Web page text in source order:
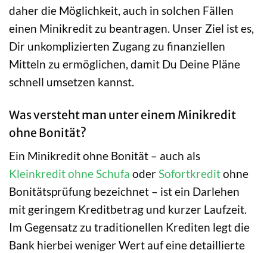
daher die Möglichkeit, auch in solchen Fällen
einen Minikredit zu beantragen. Unser Ziel ist es,
Dir unkomplizierten Zugang zu finanziellen
Mitteln zu ermöglichen, damit Du Deine Pläne
schnell umsetzen kannst.
Was versteht man unter einem Minikredit
ohne Bonität?
Ein Minikredit ohne Bonität – auch als
Kleinkredit ohne Schufa oderSofortkreditohne
Bonitätsprüfung bezeichnet – ist ein Darlehen
mit geringem Kreditbetrag und kurzer Laufzeit.
Im Gegensatz zu traditionellen Krediten legt die
Bank hierbei weniger Wert auf eine detaillierte